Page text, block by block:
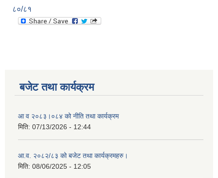
८०/८१
बजेट तथा कार्यक्रम
आ व २०८३।०८४ को नीति तथा कार्यक्रम
मिति: 07/13/2026 - 12:44
आ.व. २०८२/८३ को बजेट तथा कार्यक्रमहरु।
मिति: 08/06/2025 - 12:05